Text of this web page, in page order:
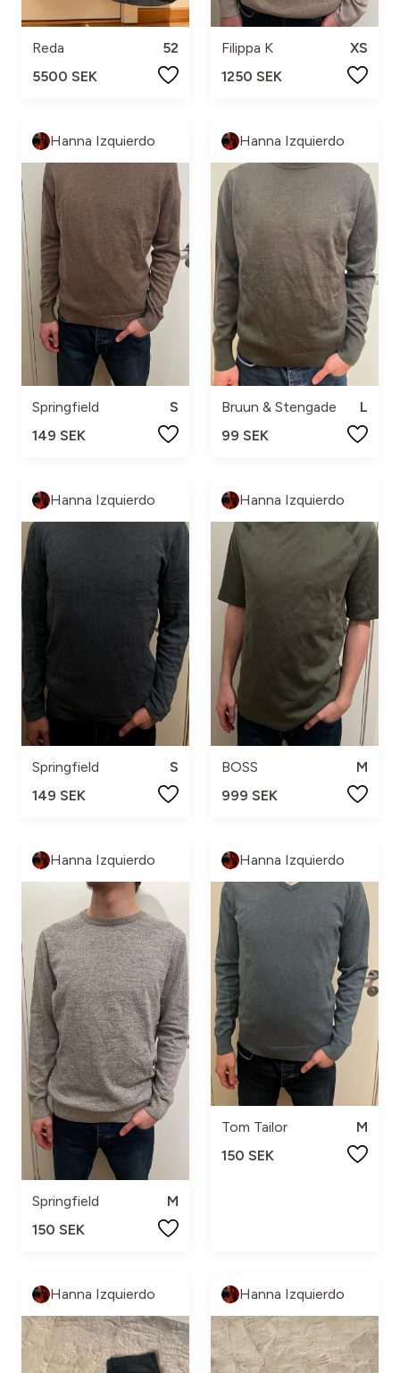
Reda
52
5500 SEK
Filippa K
XS
1250 SEK
Hanna Izquierdo
Springfield
S
149 SEK
Hanna Izquierdo
Bruun & Stengade
L
99 SEK
Hanna Izquierdo
Springfield
S
149 SEK
Hanna Izquierdo
BOSS
M
999 SEK
Hanna Izquierdo
Springfield
M
150 SEK
Hanna Izquierdo
Tom Tailor
M
150 SEK
Hanna Izquierdo Hanna Izquierdo